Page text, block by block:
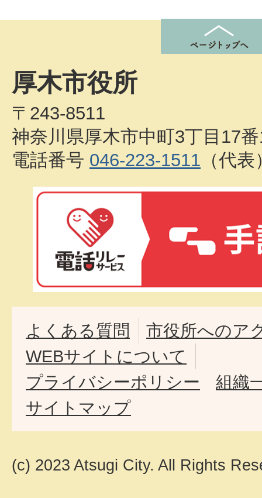
厚木市役所
〒243-8511
神奈川県厚木市中町3丁目17
電話番号 046-223-1511 （代表
よくある質問
市役所へのア
WEBサイトについて
プライバシーポリシー
組織
サイトマップ
(c) 2023 Atsugi City. All Rights